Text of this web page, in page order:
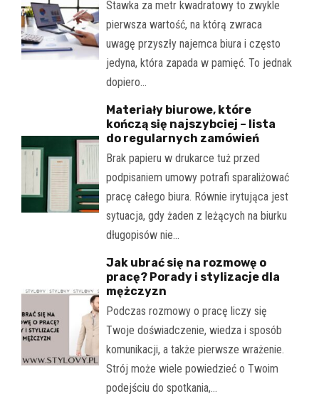
Stawka za metr kwadratowy to zwykle
pierwsza wartość, na którą zwraca
uwagę przyszły najemca biura i często
jedyna, która zapada w pamięć. To jednak
dopiero…
Materiały biurowe, które
kończą się najszybciej – lista
do regularnych zamówień
Brak papieru w drukarce tuż przed
podpisaniem umowy potrafi sparaliżować
pracę całego biura. Równie irytująca jest
sytuacja, gdy żaden z leżących na biurku
długopisów nie…
Jak ubrać się na rozmowę o
pracę? Porady i stylizacje dla
mężczyzn
Podczas rozmowy o pracę liczy się
Twoje doświadczenie, wiedza i sposób
komunikacji, a także pierwsze wrażenie.
Strój może wiele powiedzieć o Twoim
podejściu do spotkania,…